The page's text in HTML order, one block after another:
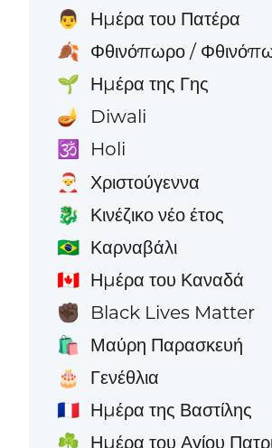
👨 Ημέρα του Πατέρα
🍂 Φθινόπωρο /
🌱 Ημέρα της Γης
🪔 Diwali
🕉️ Holi
🎅 Χριστούγεννα
🐉 Κινέζικο νέο έτος
🇧🇷 Καρναβάλι
🇨🇦 Ημέρα του Καναδά
✊🏿 Black Lives Matter
🛍️ Μαύρη Παρασκευή
🎂 Γενέθλια
🇫🇷 Ημέρα της Βαστίλης
☘️ Ημέρα του Αγίου